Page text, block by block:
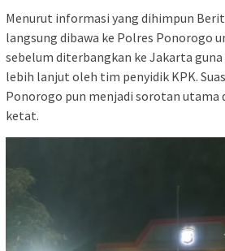
Menurut informasi yang dihimpun
langsung dibawa ke Polres Ponorogo
sebelum diterbangkan ke Jakarta
lebih lanjut oleh tim penyidik KPK.
Ponorogo pun menjadi sorotan utama
ketat.